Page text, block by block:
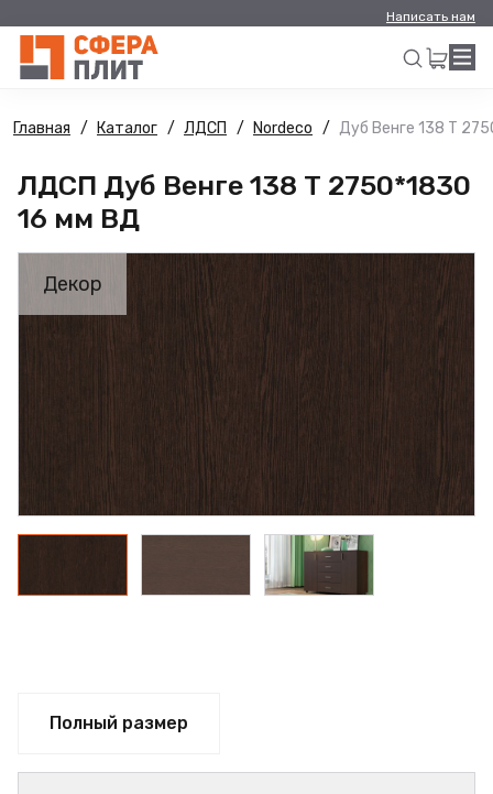
Написать нам
Искать
Главная Каталог ЛДСП Nordeco Дуб Венге 138 Т
ЛДСП Дуб Венге 138 Т 2750*1830
16 мм ВД
Декор
Полный размер